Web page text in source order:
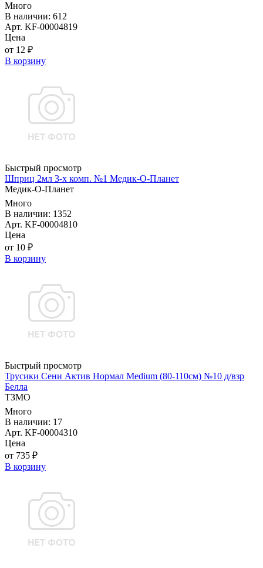
Много
В наличии: 612
Арт. KF-00004819
Цена
от 12 ₽
В корзину
Быстрый просмотр
Шприц 2мл 3-х комп. №1 Медик-О-Планет
Медик-О-Планет
Много
В наличии: 1352
Арт. KF-00004810
Цена
от 10 ₽
В корзину
Быстрый просмотр
Трусики Сени Актив Нормал Medium (80-110см) №10 д/взр
Белла
ТЗМО
Много
В наличии: 17
Арт. KF-00004310
Цена
от 735 ₽
В корзину